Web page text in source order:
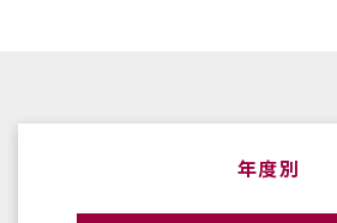
年度別